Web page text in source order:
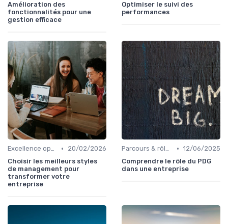
Amélioration des
fonctionnalités pour une
gestion efficace
Optimiser le suivi des
performances
Excellence opérationnelle •
20/02/2026
Choisir les meilleurs styles
de management pour
transformer votre
entreprise
Parcours & rôle du CEO • 12/06/2025
Comprendre le rôle du PDG
dans une entreprise